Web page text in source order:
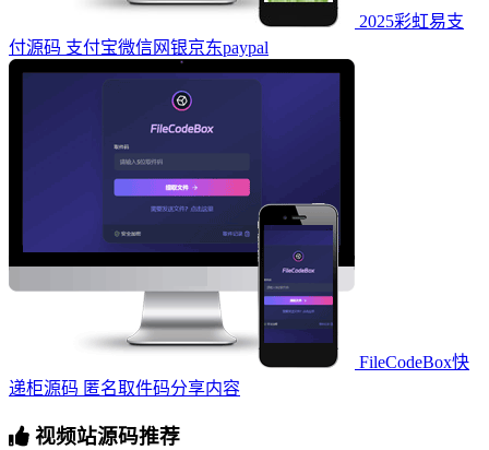
2025彩虹易支
付源码 支付宝微信网银京东paypal
FileCodeBox快
递柜源码 匿名取件码分享内容
视频站源码推荐